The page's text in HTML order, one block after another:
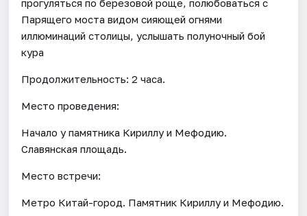
прогуляться по березовой роще, полюбоваться с
Парящего моста видом сияющей огнями
иллюминаций столицы, услышать полуночный бой
кура
Продолжительность: 2 часа.
Место проведения:
Начало у памятника Кириллу и Мефодию.
Славянская площадь.
Место встречи:
Метро Китай-город. Памятник Кириллу и Мефодию.